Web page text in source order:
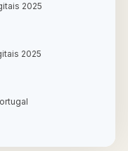
2025
2025